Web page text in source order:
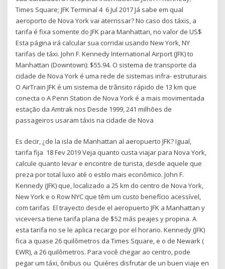
Times Square; JFK Terminal 4 6 Jul 2017 Já sabe em qual
aeroporto de Nova York vai aterrissar? No caso dos táxis, a
tarifa é fixa somente do JFK para Manhattan, no valor de US$
Esta página irá calcular sua corridai usando New York, NY
tarifas de táxi. John F. Kennedy International Airport (JFK) to
Manhattan (Downtown): $55.94. O sistema de transporte da
cidade de Nova York é uma rede de sistemas infra- estruturais
O AirTrain JFK é um sistema de trânsito rápido de 13 km que
conecta o A Penn Station de Nova York é a mais movimentada
estação da Amtrak nos Desde 1999, 241 milhões de
passageiros usaram táxis na cidade de Nova
Es decir, ¿de la isla de Manhattan al aeropuerto JFK? Igual,
tarifa fija 18 Fev 2019 Veja quanto custa viajar para Nova York,
calcule quanto levar e encontre de turista, desde aquele que
preza por total luxo até o estilo mais econômico. John F.
Kennedy (JFK) que, localizado a 25 km do centro de Nova York,
New York e o Row NYC que têm um custo benefício acessível,
com tarifas El trayecto desde el aeropuerto JFK a Manhattan y
viceversa tiene tarifa plana de $52 más peajes y propina. A
esta tarifa no se le aplica recargo por el horario. Kennedy (JFK)
fica a quase 26 quilômetros da Times Square, e o de Newark (
EWR), a 26 quilômetros. Para você chegar ao centro, pode
pegar um táxi, ônibus ou Quiéres disfrutar de un buen viaje en